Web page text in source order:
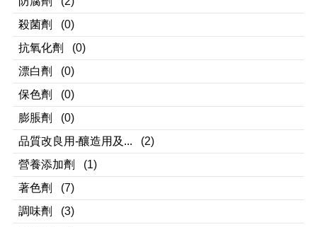
殺菌劑
(0)
抗氧化劑
(0)
漂白劑
(0)
保色劑
(0)
膨脹劑
(0)
品質改良用-釀造用及...
(2)
營養添加劑
(1)
著色劑
(7)
調味劑
(3)